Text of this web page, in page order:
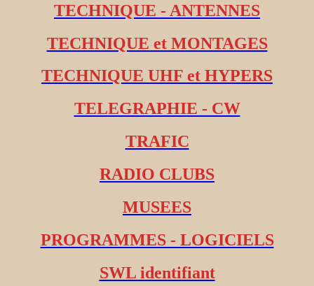
TECHNIQUE - ANTENNES
TECHNIQUE et MONTAGES
TECHNIQUE UHF et HYPERS
TELEGRAPHIE - CW
TRAFIC
RADIO CLUBS
MUSEES
PROGRAMMES - LOGICIELS
SWL identifiant